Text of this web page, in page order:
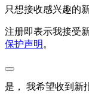
只想接收感兴趣的
注册即表示我接受
保护声明 。
是， 我希望收到新